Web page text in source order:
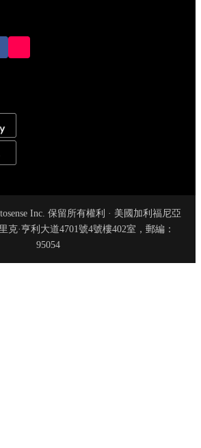
Inc. 保留所有權利 · 美國加利福尼亞
克·亨利大道4701號4號樓402室，郵編：
95054